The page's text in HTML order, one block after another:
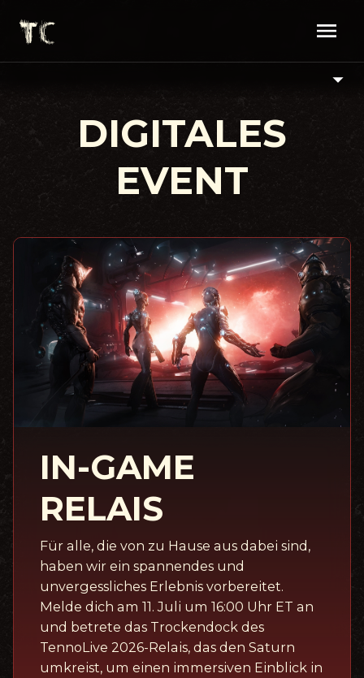
DIGITALES
EVENT
IN-GAME
RELAIS
Für alle, die von zu Hause aus dabei sind,
haben wir ein spannendes und
unvergessliches Erlebnis vorbereitet.
Melde dich am 11. Juli um 16:00 Uhr ET an
und betrete das Trockendock des
TennoLive 2026-Relais, das den Saturn
umkreist, um einen immersiven Einblick in